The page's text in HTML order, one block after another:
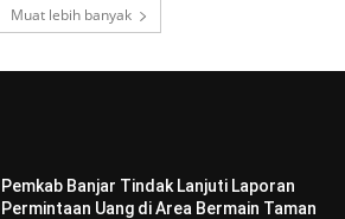
Muat lebih banyak
Pemkab Banjar Tindak Lanjuti Laporan
Permintaan Uang di Area Bermain Taman